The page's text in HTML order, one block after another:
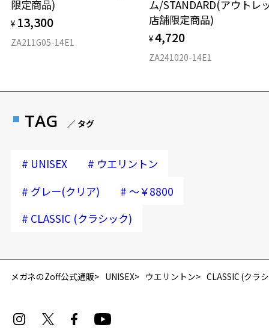
再入荷お知らせメールのお申し込み
限定商品)
¥ 13,300
ZA211G05-14E1
ム/STANDARD(アウトレ
店舗限定商品)
¥4,720
ZA241020-14E1
TAG ／ タグ
# UNISEX # ウエリントン
# グレー(クリア) # ～￥8800
# CLASSIC (クラシック)
メガネのZoff公式通販 UNISEX ウエリントン CLASSIC (クラ